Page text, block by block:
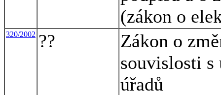
(zákon o
320/2002 ??
Zákon o
souvislosti s
úřadů